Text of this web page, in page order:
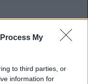
My
to third parties, or
information for